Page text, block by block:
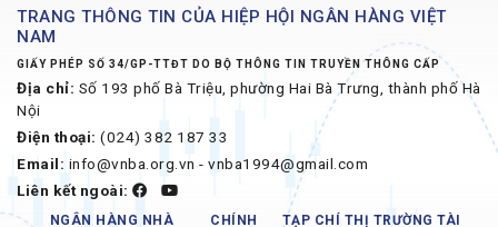
TRANG THÔNG TIN CỦA HIỆP HỘI NGÂN HÀNG VIỆT
NAM
GIẤY PHÉP SỐ 34/GP-TTĐT DO BỘ THÔNG TIN TRUYỀN THÔNG CẤP
Địa chỉ: Số 193 phố Bà Triệu, phường Hai Bà Trưng, thành phố Hà
Nội
Điện thoại: (024) 382 187 33
Email: info@vnba.org.vn - vnba1994@gmail.com
Liên kết ngoài:
NGÂN HÀNG NHÀ CHÍNH TẠP CHÍ THỊ TRƯỜNG TÀI